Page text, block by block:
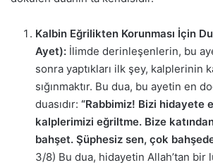
Kalbin Eğrilikten Korunması İçin
Ayet): İlimde derinleşenlerin, bu
sonra yaptıkları ilk şey, kalplerinin
sığınmaktır. Bu dua, bu ayetin en
duasıdır: “Rabbimiz! Bizi hidayete
kalplerimizi eğriltme. Bize
bahşet. Şüphesiz sen, çok
3/8) Bu dua, hidayetin Allah’tan bir